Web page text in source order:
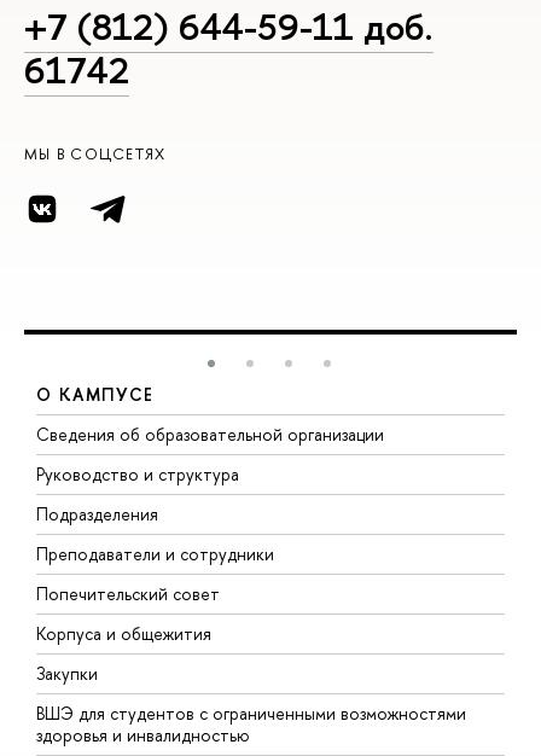
+7 (812) 644-59-11 доб.
61742
МЫ В СОЦСЕТЯХ
О КАМПУСЕ
Сведения об образовательной организации
Руководство и структура
Подразделения
Преподаватели и сотрудники
Попечительский совет
Корпуса и общежития
Закупки
ВШЭ для студентов с ограниченными возможностями
здоровья и инвалидностью